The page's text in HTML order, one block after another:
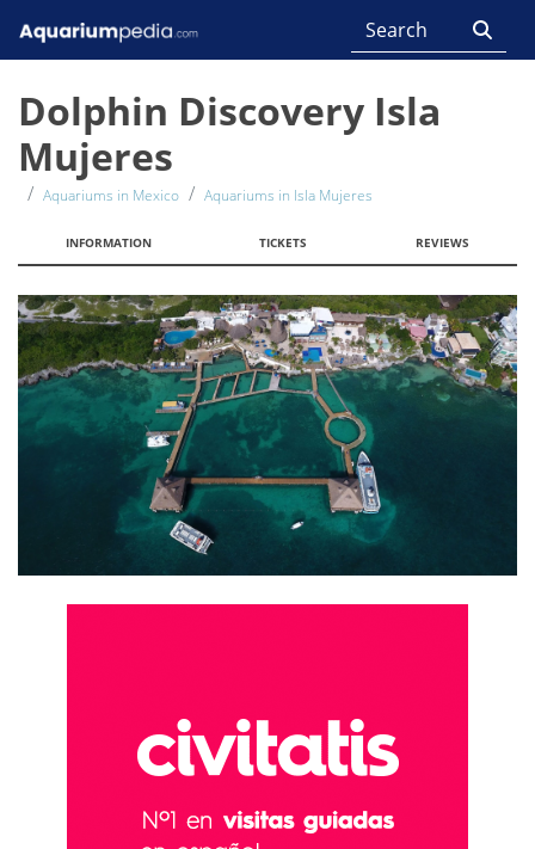
Dolphin Discovery Isla
Mujeres
Aquariums in Mexico Aquariums in Isla Mujeres
INFORMATION TICKETS REVIEWS